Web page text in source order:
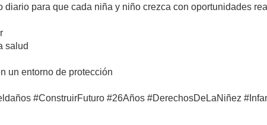
diario para que cada niña y niño crezca con oportunidades
salud
un entorno de protección
#ConstruirFuturo #26Años #DerechosDeLaNiñez